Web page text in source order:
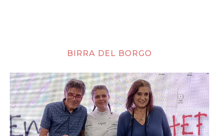
BIRRA DEL BORGO